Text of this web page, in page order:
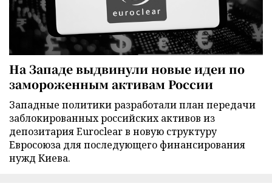
На Западе выдвинули новые идеи по
замороженным активам России
Западные политики разработали план передачи
заблокированных российских активов из
депозитария Euroclear в новую структуру
Евросоюза для последующего финансирования
нужд Киева.